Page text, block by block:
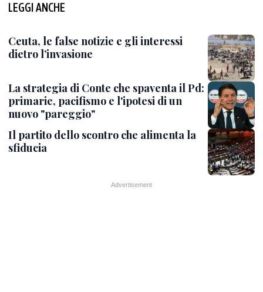
LEGGI ANCHE
Ceuta, le false notizie e gli interessi
dietro l’invasione
La strategia di Conte che spaventa il Pd:
primarie, pacifismo e l'ipotesi di un
nuovo "pareggio"
Il partito dello scontro che alimenta la
sfiducia